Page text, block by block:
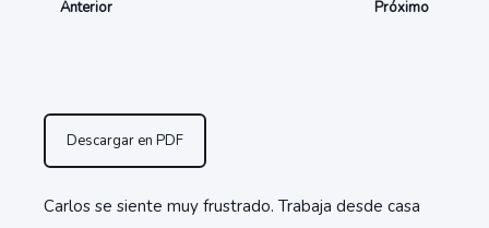
Anterior Próximo
Descargar en PDF
Carlos se siente muy frustrado. Trabaja desde casa